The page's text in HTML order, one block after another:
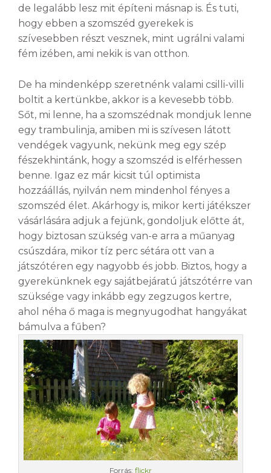
de legalább lesz mit építeni másnap is. És tuti,
hogy ebben a szomszéd gyerekek is
szívesebben részt vesznek, mint ugrálni valami
fém izében, ami nekik is van otthon.
De ha mindenképp szeretnénk valami csilli-villi
boltit a kertünkbe, akkor is a kevesebb több.
Sőt, mi lenne, ha a szomszédnak mondjuk lenne
egy trambulinja, amiben mi is szívesen látott
vendégek vagyunk, nekünk meg egy szép
fészekhintánk, hogy a szomszéd is elférhessen
benne. Igaz ez már kicsit túl optimista
hozzáállás, nyilván nem mindenhol fényes a
szomszéd élet. Akárhogy is, mikor kerti játékszer
vásárlására adjuk a fejünk, gondoljuk előtte át,
hogy biztosan szükség van-e arra a műanyag
csúszdára, mikor tíz perc sétára ott van a
játszótéren egy nagyobb és jobb. Biztos, hogy a
gyerekünknek egy sajátbejáratú játszótérre van
szüksége vagy inkább egy zegzugos kertre,
ahol néha ő maga is megnyugodhat hangyákat
bámulva a fűben?
Forrás:flickr